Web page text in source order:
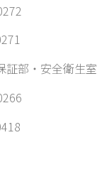
証部・安全衛生室